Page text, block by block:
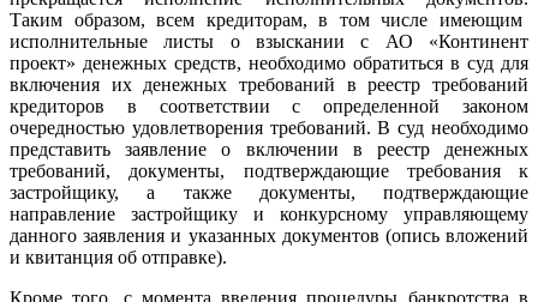
Таким образом, всем кредиторам, в том числе имеющим
исполнительные листы о взыскании с АО «Континент
проект» денежных средств, необходимо обратиться в суд для
включения их денежных требований в реестр требований
кредиторов в соответствии с определенной законом
очередностью удовлетворения требований. В суд необходимо
представить заявление о включении в реестр денежных
требований, документы, подтверждающие требования к
застройщику, а также документы, подтверждающие
направление застройщику и конкурсному управляющему
данного заявления и указанных документов (опись вложений
и квитанция об отправке).